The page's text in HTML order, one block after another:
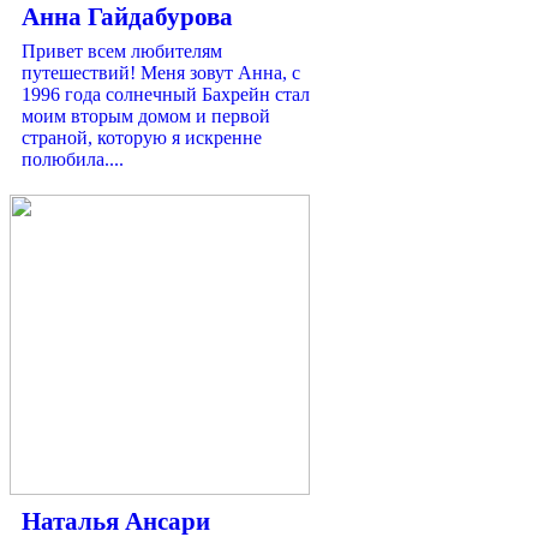
Анна Гайдабурова
Привет всем любителям
путешествий! Меня зовут Анна, с
1996 года солнечный Бахрейн стал
моим вторым домом и первой
страной, которую я искренне
полюбила....
Наталья Ансари